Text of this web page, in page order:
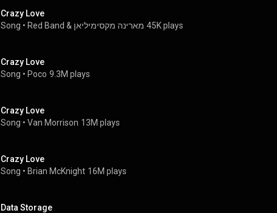
Crazy Love
Song • Red Band & מארינה מקסימיליאן 45K plays
Crazy Love
Song • Poco 9.3M plays
Crazy Love
Song • Van Morrison 13M plays
Crazy Love
Song • Brian McKnight 16M plays
Data Storage